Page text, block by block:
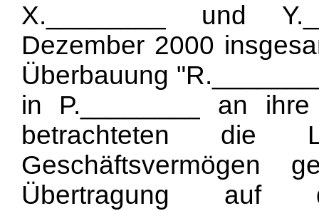
X.________ und
Dezember 2000
Überbauung
in P.________ an
betrachteten die
Geschäftsvermögen
Übertragung auf